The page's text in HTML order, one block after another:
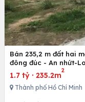
Bán 235,2 m đất hai
đông đúc - An nhứt-
1.7 tỷ · 235.2m
2
Thành phố Hồ Chí Minh